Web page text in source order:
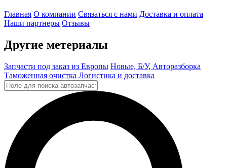
Главная О компании Связаться с нами Доставка и оплата
Наши партнеры Отзывы
Другие метериалы
Запчасти под заказ из Европы Новые, Б/У, Авторазборка
Таможенная очистка Логистика и доставка